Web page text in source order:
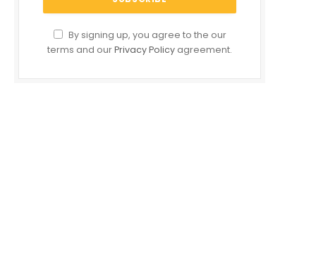
By signing up, you agree to the our
terms and ourPrivacy Policy agreement.